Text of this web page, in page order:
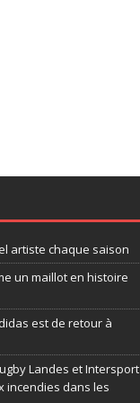
artiste chaque saison
un maillot en histoire
est de retour à
Landes et Intersport
incendies dans les